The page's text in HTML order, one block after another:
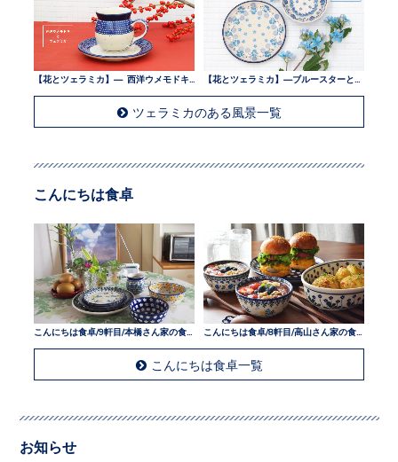
ツェラミカのある風景一覧
こんにちは食卓
こんにちは食卓/9軒目/本橋さん家の食卓
こんにちは食卓一覧
お知らせ